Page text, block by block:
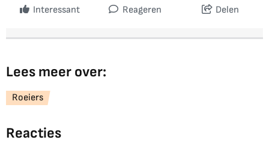
Interessant Reageren Delen
Lees meer over:
Roeiers
Reacties